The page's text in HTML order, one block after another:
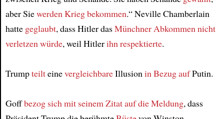
aber Siewerden Krieg bekommen.“ Neville Chamberlain
hatte geglaubt, dass Hitler dasMünchner Abkommennicht
verletzen würde, weil Hitlerihn respektierte.
TrumpteilteinevergleichbareIllusionin Bezug aufPutin.
Goffbezog sichmit seinem Zitatauf die Meldung, dass